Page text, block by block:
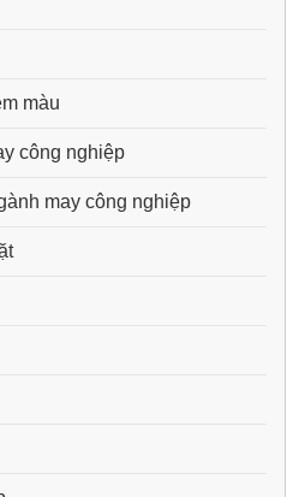
màu
công nghiệp
may công nghiệp